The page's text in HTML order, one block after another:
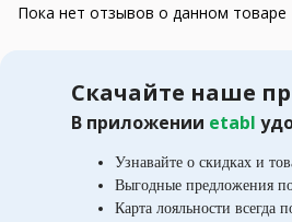
Пока нет отзывов о данном товаре
Скачайте наше
В приложении etabl
Узнавайте о скидках и
Выгодные предложения
Карта лояльности всегда